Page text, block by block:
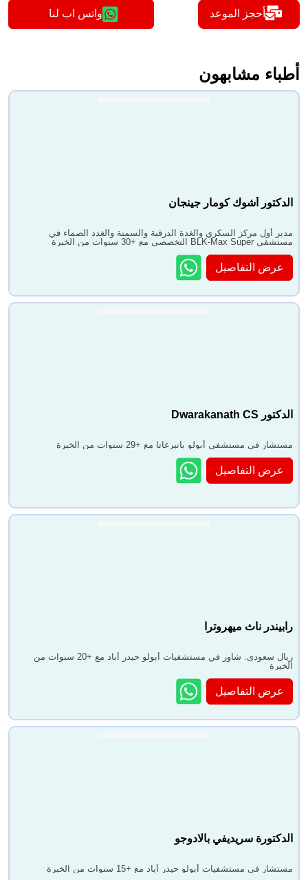
أحجز الموعد واتس اب لنا
أطباء مشابهون
الدكتور أشوك كومار جينجان
مدير أول مركز السكري والغدة الدرقية والسمنة والغدد الصماء في
مستشفى BLK-Max Super التخصصي مع +30 سنوات من الخبرة
عرض التفاصيل
الدكتور Dwarakanath CS
مستشار في مستشفى أبولو بانيرغاتا مع +29 سنوات من الخبرة
عرض التفاصيل
رابيندر ناث ميهروترا
ريال سعودى. شاور في مستشفيات أبولو حيدر أباد مع +20 سنوات من
الخبرة
عرض التفاصيل
الدكتورة سريديفي بالادوجو
مستشار في مستشفيات أبولو حيدر أباد مع +15 سنوات من الخبرة